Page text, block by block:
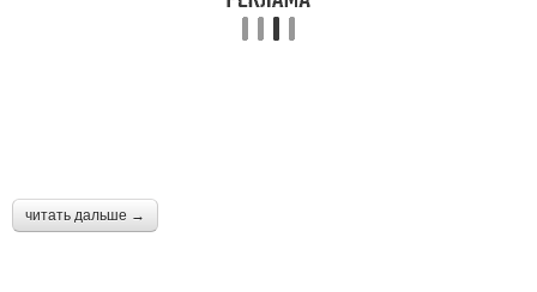
читать дальше →